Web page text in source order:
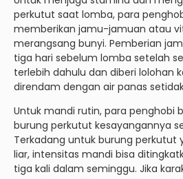
perkutut saat lomba, para
memberikan jamu-jamuan atau
merangsang bunyi. Pemberian
tiga hari sebelum lomba setelah
terlebih dahulu dan diberi lolohan
direndam dengan air panas
Untuk mandi rutin, para penghobi
burung perkutut kesayangannya
Terkadang untuk burung perkutut
liar, intensitas mandi bisa
tiga kali dalam seminggu. Jika